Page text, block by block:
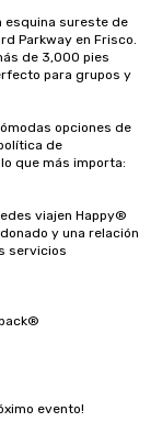
esquina sureste de
Parkway en Frisco.
de 3,000 pies
para grupos y
opciones de
de
que más importa:
viajen Happy®
y una relación
servicios
evento!